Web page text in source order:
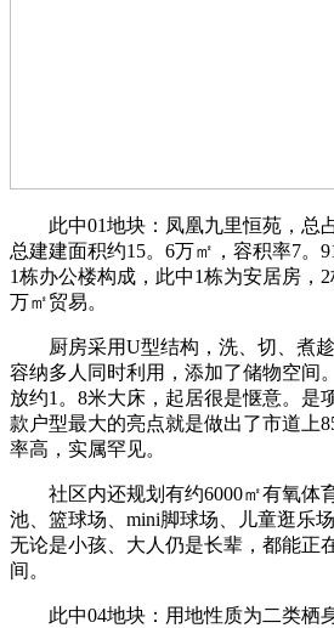
此中01地块：凤凰九里恒苑，总占
总建建面积约15。6万㎡，容积率7。
1栋办公楼构成，此中1栋为安居房，
万㎡贸易。
厨房采用U型结构，洗、切、煮趁
容纳多人同时利用，添加了储物空间
放约1。8米大床，起居很是惬意。是
款户型最大的亮点就是做出了市道上
率高，实属罕见。
社区内还规划有约6000㎡有氧体
池、篮球场、mini脚球场、儿童逛乐
无论是小孩、大人仍是长辈，都能正
间。
此中04地块：用地性质为二类栖